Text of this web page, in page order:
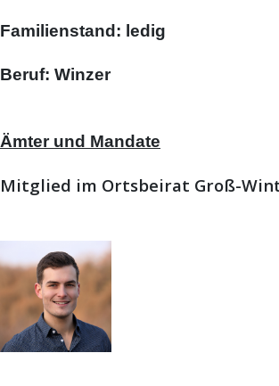
Familienstand: ledig
Beruf: Winzer
Ämter und Mandate
Mitglied im Ortsbeirat Groß-